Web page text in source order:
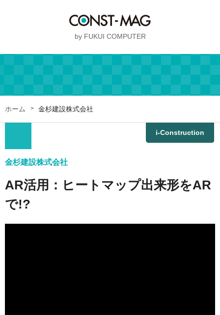
by FUKUI COMPUTER
ホーム 金杉建設株式会社
金杉建設株式会社
現場作業効率化
３D活用事例
点群活用
VR/AR
i-Construction
AR活用：ヒートマップ出来形をAR
で!?